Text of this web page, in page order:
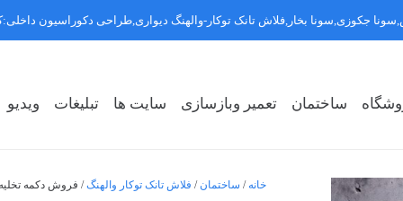
ساختمان تعمیر وبازسازی سایت ها تبلیغات ویدیو
خانه / ساختمان/ فلاش تانک توکار والهنگ/ فروش دکمه تخلیه
جکوزی,سونا بخار,فلاش تانک توکار-والهنگ دیواری,طراحی دکوراسیون